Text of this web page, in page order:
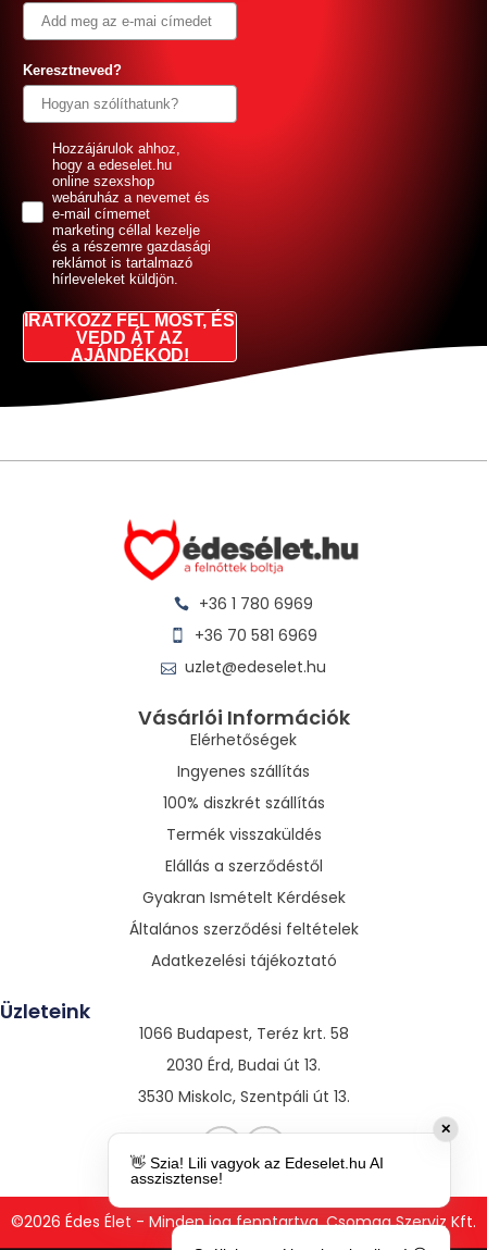
Keresztneved?
GDPRHozzájárulok ahhoz,
hogy a edeselet.hu
online szexshop
webáruház a nevemet és
e-mail címemet
marketing céllal kezelje
és a részemre gazdasági
reklámot is tartalmazó
hírleveleket küldjön.
IRATKOZZ FEL MOST, ÉS
VEDD ÁT AZ
AJÁNDÉKOD!
+36 1 780 6969
+36 70 581 6969
uzlet@edeselet.hu
Vásárlói Információk
Elérhetőségek
Ingyenes szállítás
100% diszkrét szállítás
Termék visszaküldés
Elállás a szerződéstől
Gyakran Ismételt Kérdések
Általános szerződési feltételek
Adatkezelési tájékoztató
Üzleteink
1066 Budapest, Teréz krt. 58
2030 Érd, Budai út 13.
3530 Miskolc, Szentpáli út 13.
©2026 Édes Élet - Minden jog fenntartva. Csomag Szerviz Kft.
✕
👋 Szia! Lili vagyok az Edeselet.hu AI
asszisztense!